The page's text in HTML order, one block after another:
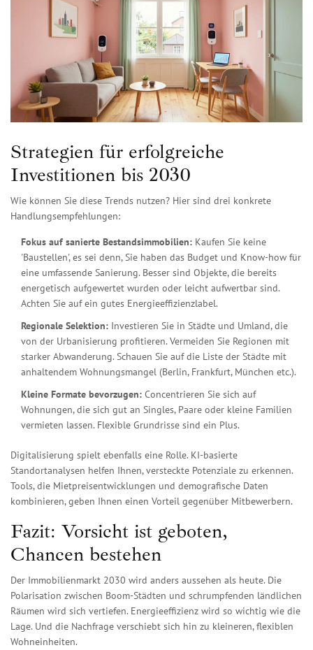
Strategien für erfolgreiche
Investitionen bis 2030
Wie können Sie diese Trends nutzen? Hier sind drei konkrete
Handlungsempfehlungen:
Fokus auf sanierte Bestandsimmobilien: Kaufen Sie keine
'Baustellen', es sei denn, Sie haben das Budget und Know-how für
eine umfassende Sanierung. Besser sind Objekte, die bereits
energetisch aufgewertet wurden oder leicht aufwertbar sind.
Achten Sie auf ein gutes Energieeffizienzlabel.
Regionale Selektion: Investieren Sie in Städte und Umland, die
von der Urbanisierung profitieren. Vermeiden Sie Regionen mit
starker Abwanderung. Schauen Sie auf die Liste der Städte mit
anhaltendem Wohnungsmangel (Berlin, Frankfurt, München etc.).
Kleine Formate bevorzugen: Concentrieren Sie sich auf
Wohnungen, die sich gut an Singles, Paare oder kleine Familien
vermieten lassen. Flexible Grundrisse sind ein Plus.
Digitalisierung spielt ebenfalls eine Rolle. KI-basierte
Standortanalysen helfen Ihnen, versteckte Potenziale zu erkennen.
Tools, die Mietpreisentwicklungen und demografische Daten
kombinieren, geben Ihnen einen Vorteil gegenüber Mitbewerbern.
Fazit: Vorsicht ist geboten,
Chancen bestehen
Der Immobilienmarkt 2030 wird anders aussehen als heute. Die
Polarisation zwischen Boom-Städten und schrumpfenden ländlichen
Räumen wird sich vertiefen. Energieeffizienz wird so wichtig wie die
Lage. Und die Nachfrage verschiebt sich hin zu kleineren, flexiblen
Wohneinheiten.